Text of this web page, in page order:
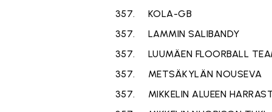
357.
KOLA-GB
357.
LAMMIN SALIBANDY
357.
LUUMÄEN FLOORBALL
357.
METSÄKYLÄN NOUSEVA
357.
MIKKELIN ALUEEN